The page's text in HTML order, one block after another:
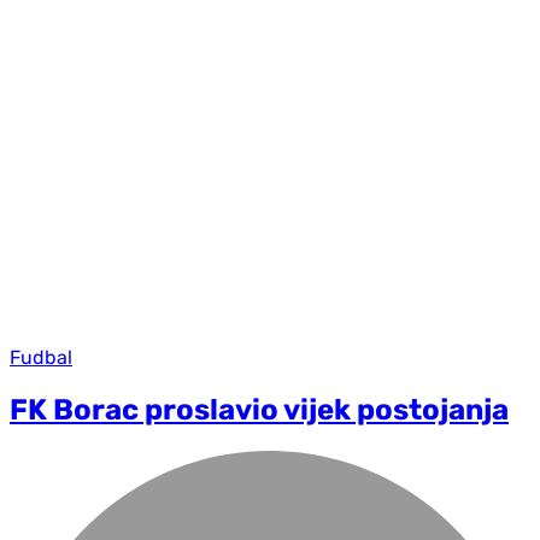
Fudbal
FK Borac proslavio vijek postojanja